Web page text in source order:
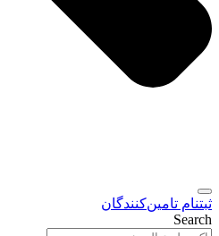
ثبتنام تامین‌کنندگان
Search